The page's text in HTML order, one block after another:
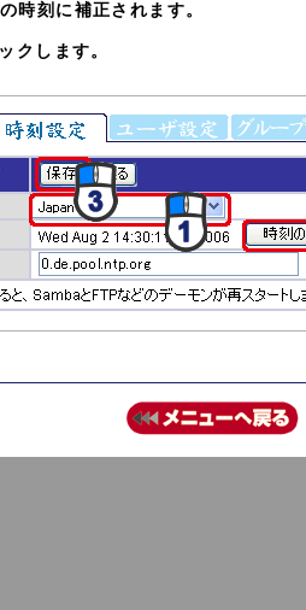
時刻に補正されます。
クします。